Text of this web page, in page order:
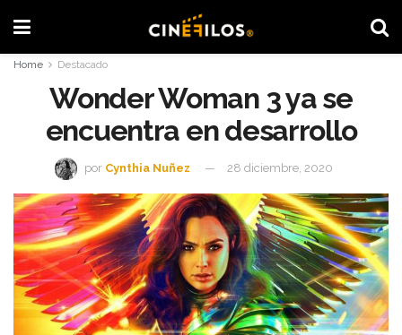
Home Destacado
Wonder Woman 3 ya se
encuentra en desarrollo
por Cynthia Nuñez 28 diciembre, 2020